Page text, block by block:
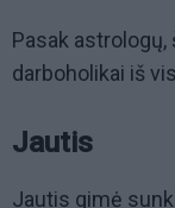
Pasak astrologų,
darboholikai iš
Jautis
Jautis gimė